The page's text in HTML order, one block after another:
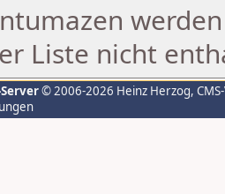
Liste nicht
© 2006-2026 Heinz Herzog,